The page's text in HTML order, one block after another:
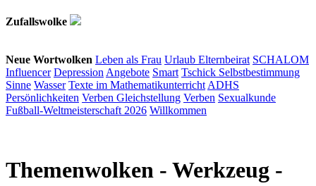
Zufallswolke
Neue Wortwolken Leben als Frau Urlaub Elternbeirat SCHALOM
Influencer Depression Angebote Smart Tschick Selbstbestimmung
Sinne Wasser Texte im Mathematikunterricht ADHS
Persönlichkeiten Verben Gleichstellung Verben Sexualkunde
Fußball-Weltmeisterschaft 2026 Willkommen
Themenwolken - Werkzeug -